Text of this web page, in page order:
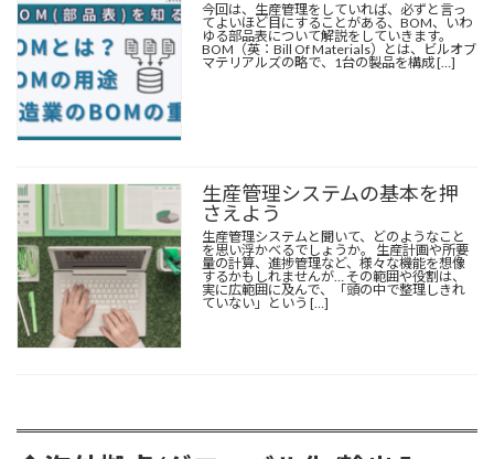
今回は、生産管理をしていれば、必ずと言っ
てよいほど目にすることがある、 BOM、いわ
ゆる部品表について解説をしていきます。
BOM （英：Bill Of Materials）とは、ビルオブ
マテリアルズの略で、1台の製品を構成 […]
生産管理システムの基本を押
さえよう
生産管理システムと聞いて、どのようなこと
を思い浮かべるでしょうか。 生産計画や所要
量の計算、進捗管理など、様々な機能を想像
するかもしれませんが… その範囲や役割は、
実に広範囲に及んで、「頭の中で整理しきれ
ていない」という […]